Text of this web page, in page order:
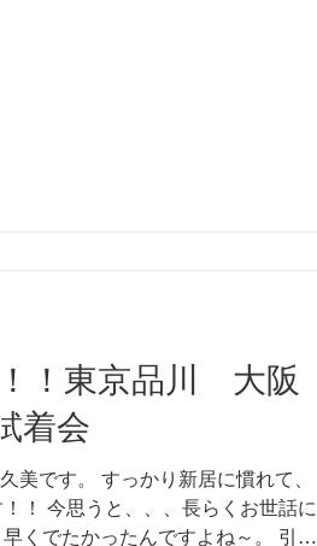
！東京品川 大阪
着会
美です。 すっかり新居に慣れて、
！ 今思うと、、、長らくお世話に
くでたかったんですよね～。 引っ